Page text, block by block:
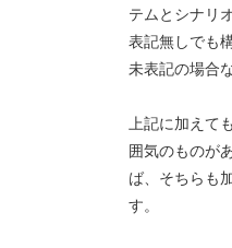
テムとシナリ
表記無しでも
未表記の場合な
上記に加えて
囲気のものが
ば、そちらも
す。